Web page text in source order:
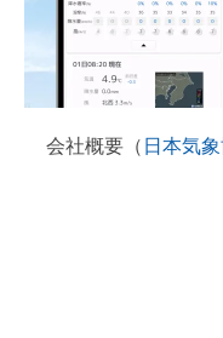
会社概要（ 日本気